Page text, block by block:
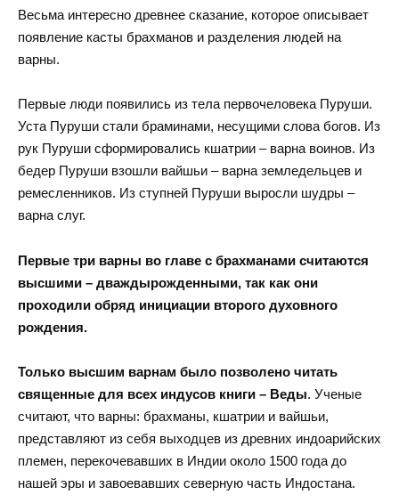
Весьма интересно древнее сказание, которое описывает
появление касты брахманов и разделения людей на
варны.
Первые люди появились из тела первочеловека Пуруши.
Уста Пуруши стали браминами, несущими слова богов. Из
рук Пуруши сформировались кшатрии – варна воинов. Из
бедер Пуруши взошли вайшьи – варна земледельцев и
ремесленников. Из ступней Пуруши выросли шудры –
варна слуг.
Первые три варны во главе с брахманами считаются
высшими – дваждырожденными, так как они
проходили обряд инициации второго духовного
рождения.
Только высшим варнам было позволено читать
священные для всех индусов книги – Веды. Ученые
считают, что варны: брахманы, кшатрии и вайшьи,
представляют из себя выходцев из древних индоарийских
племен, перекочевавших в Индии около 1500 года до
нашей эры и завоевавших северную часть Индостана.